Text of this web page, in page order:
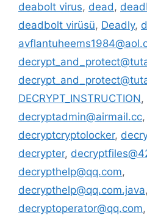
deabolt virus, dead,
deadbolt virüsü, Deadly,
DECRYPT_INSTRUCTION,
decryptadmin@airmail.cc,
decryptcryptolocker,
decrypter,
decrypthelp@qq.com,
decrypthelp@qq.com.java,
decryptoperator@qq.com,